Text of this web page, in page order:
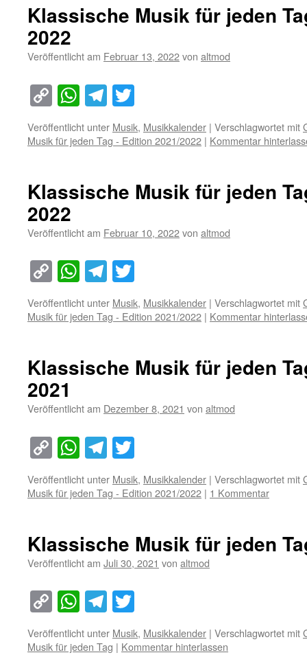
Klassische Musik für jeden
2022
Veröffentlicht am Februar 13, 2022von altmod
Copy
Link
WhatsApp
Telegram
Veröffentlicht unter Musik, Musikkalender | Verschlagwortet mit
Musik für jeden Tag - Edition 2021/2022 | Kommentar
Klassische Musik für jeden
2022
Veröffentlicht am Februar 10, 2022von altmod
Copy
Link
WhatsApp
Telegram
Veröffentlicht unter Musik, Musikkalender | Verschlagwortet mit
Musik für jeden Tag - Edition 2021/2022 | Kommentar
Klassische Musik für jeden
2021
Veröffentlicht am Dezember 8, 2021 von altmod
Copy
Link
WhatsApp
Telegram
Veröffentlicht unter Musik, Musikkalender | Verschlagwortet mit
Musik für jeden Tag - Edition 2021/2022 | 1 Kommentar
Klassische Musik für jeden
Veröffentlicht am Juli 30, 2021 von altmod
Copy
Link
WhatsApp
Telegram
Veröffentlicht unter Musik, Musikkalender | Verschlagwortet mit
Musik für jeden Tag | Kommentar hinterlassen